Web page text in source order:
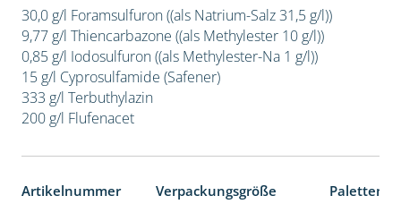
30,0 g/l Foramsulfuron ((als Natrium-Salz 31,5 g/l))
9,77 g/l Thiencarbazone ((als Methylester 10 g/l))
0,85 g/l Iodosulfuron ((als Methylester-Na 1 g/l))
15 g/l Cyprosulfamide (Safener)
333 g/l Terbuthylazin
200 g/l Flufenacet
Artikelnummer Verpackungsgröße